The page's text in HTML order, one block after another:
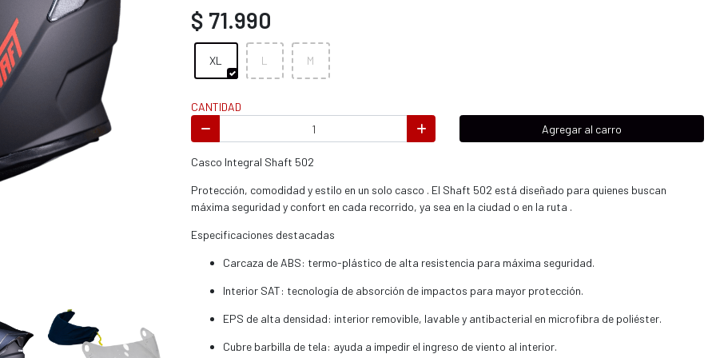
/ enduro
/ enduro / ATV
$ 71.990
XL L M
CANTIDAD
Agregar al carro
Casco Integral Shaft 502
Protección, comodidad y estilo en un solo casco . El Shaft 502 está diseñado para quienes buscan
máxima seguridad y confort en cada recorrido, ya sea en la ciudad o en la ruta .
Especificaciones destacadas
Carcaza de ABS: termo-plástico de alta resistencia para máxima seguridad.
Interior SAT: tecnología de absorción de impactos para mayor protección.
EPS de alta densidad: interior removible, lavable y antibacterial en microfibra de poliéster.
Cubre barbilla de tela: ayuda a impedir el ingreso de viento al interior.